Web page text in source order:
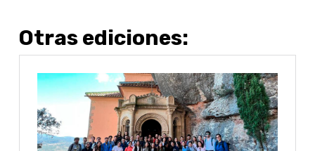
Otras ediciones: